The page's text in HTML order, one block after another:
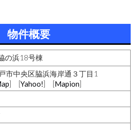
物件概要
の浜18号棟
市中央区脇浜海岸通３丁目1
] [Yahoo!] [Mapion]